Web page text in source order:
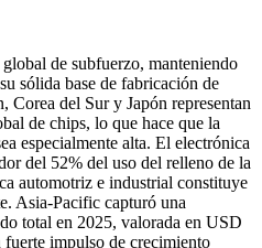
de subfuerzo, manteniendo
sólida base de fabricación de
Corea del Sur y Japón representan
de chips, lo que hace que la
especialmente alta. El electrónica
del 52% del uso del relleno de la
automotriz e industrial constituye
Asia-Pacific capturó una
total en 2025, valorada en USD
impulso de crecimiento